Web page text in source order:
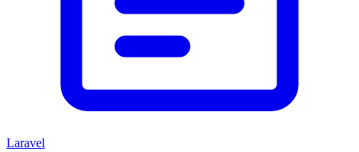
Laravel